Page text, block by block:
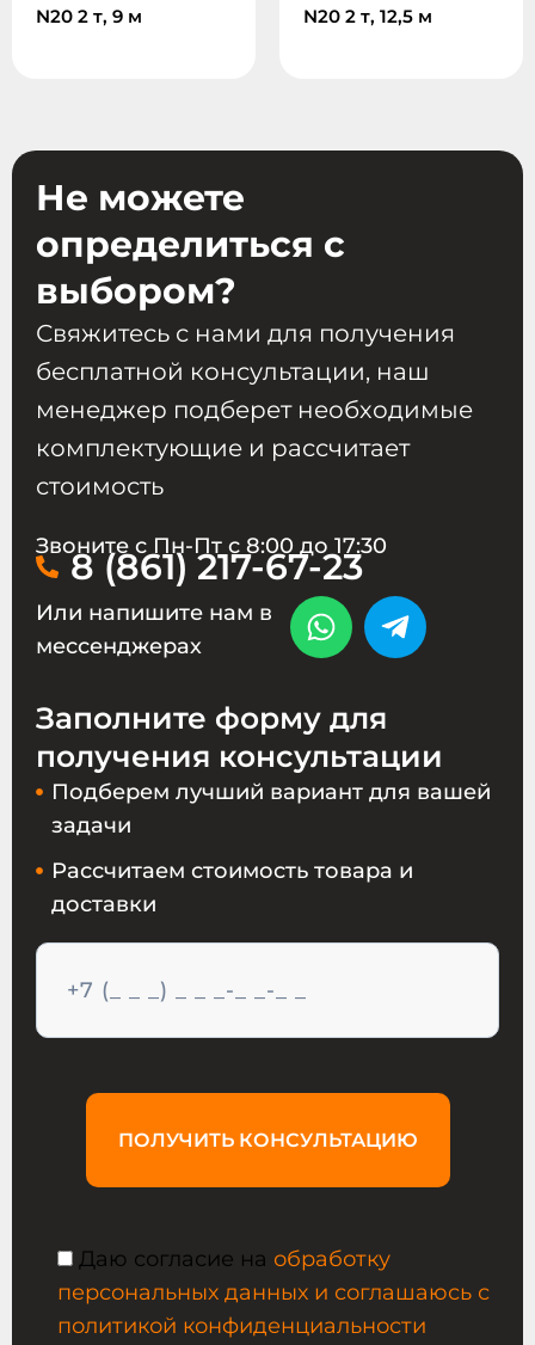
N20 2 т, 9 м
N20 2 т, 12,5 м
Не можете
определиться с
выбором?
Свяжитесь с нами для получения
бесплатной консультации, наш
менеджер подберет необходимые
комплектующие и рассчитает
стоимость
Звоните с Пн-Пт с 8:00 до 17:30
8 (861) 217-67-23
Или напишите нам в
мессенджерах
Заполните форму для
получения консультации
Подберем лучший вариант для вашей
задачи
Рассчитаем стоимость товара и
доставки
ПОЛУЧИТЬ КОНСУЛЬТАЦИЮ
Даю согласие на обработку
персональных данных и соглашаюсь с
политикой конфиденциальности